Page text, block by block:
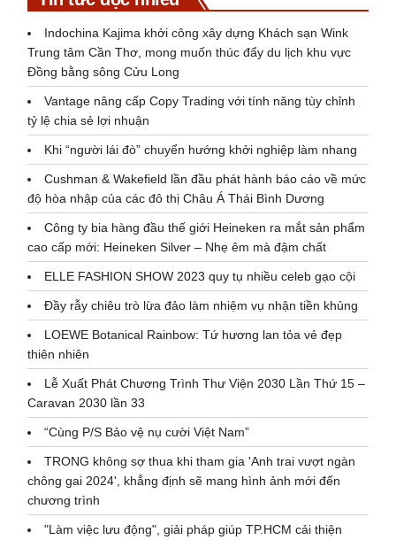
Indochina Kajima khởi công xây dựng Khách sạn Wink
Trung tâm Cần Thơ, mong muốn thúc đẩy du lịch khu vực
Đồng bằng sông Cửu Long
Vantage nâng cấp Copy Trading với tính năng tùy chỉnh
tỷ lệ chia sẻ lợi nhuận
Khi “người lái đò” chuyển hướng khởi nghiệp làm nhang
Cushman & Wakefield lần đầu phát hành báo cáo về mức
độ hòa nhập của các đô thị Châu Á Thái Bình Dương
Công ty bia hàng đầu thế giới Heineken ra mắt sản phẩm
cao cấp mới: Heineken Silver – Nhẹ êm mà đậm chất
ELLE FASHION SHOW 2023 quy tụ nhiều celeb gạo cội
Đầy rẫy chiêu trò lừa đảo làm nhiệm vụ nhận tiền khủng
LOEWE Botanical Rainbow: Tứ hương lan tỏa vẻ đẹp
thiên nhiên
Lễ Xuất Phát Chương Trình Thư Viện 2030 Lần Thứ 15 –
Caravan 2030 lần 33
“Cùng P/S Bảo vệ nụ cười Việt Nam”
TRONG không sợ thua khi tham gia 'Anh trai vượt ngàn
chông gai 2024', khẳng định sẽ mang hình ảnh mới đến
chương trình
"Làm việc lưu động", giải pháp giúp TP.HCM cải thiện